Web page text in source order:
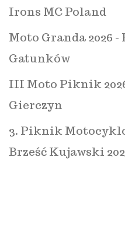
Irons MC Poland
Moto Granda 2026
Gatunków
III Moto Piknik
Gierczyn
3. Piknik
Brześć Kujawski